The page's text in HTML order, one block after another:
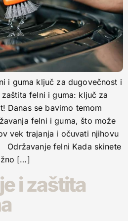
i guma ključ za dugovečnost i
felni i guma: ključ za
Danas se bavimo temom
felni i guma, što može
vek trajanja i očuvati njihovu
felni Kada skinete
[…]
i zaštita